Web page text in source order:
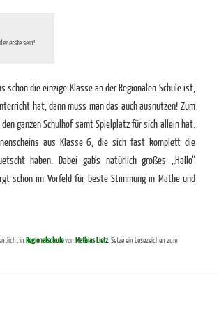
erste sein!
schon die einzige Klasse an der Regionalen Schule ist,
hat, dann muss man das auch ausnutzen! Zum
ganzen Schulhof samt Spielplatz für sich allein hat.
aus Klasse 6, die sich fast komplett die
haben. Dabei gab’s natürlich großes „Hallo“
schon im Vorfeld für beste Stimmung in Mathe und
inRegionalschulevonMathias Lietz. Setze ein Lesezeichen zum